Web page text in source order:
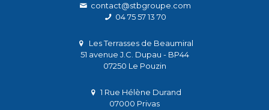
contact@stbgroupe.com
04 75 57 13 70
Les Terrasses de Beaumiral
51 avenue J.C. Dupau - BP44
07250 Le Pouzin
1 Rue Hélène Durand
07000 Privas